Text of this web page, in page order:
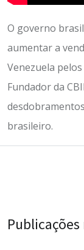
O governo
aumentar a
Venezuela
Fundador da
brasileiro.